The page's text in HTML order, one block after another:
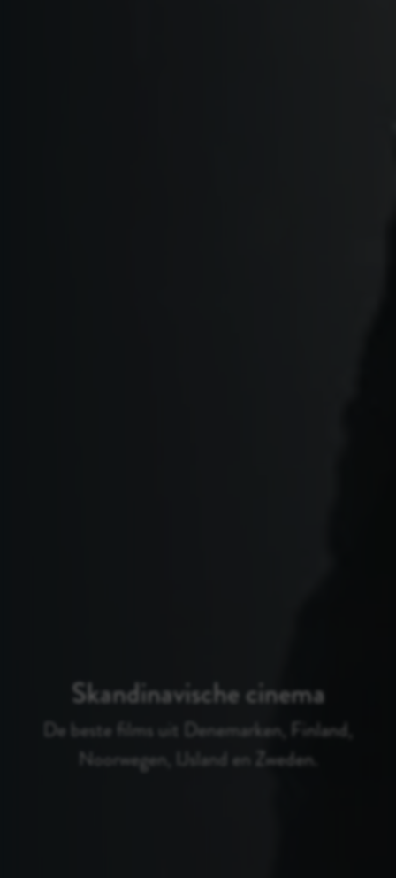
Skandinavische cinema
De beste films uit Denemarken, Finland,
Noorwegen, IJsland en Zweden.